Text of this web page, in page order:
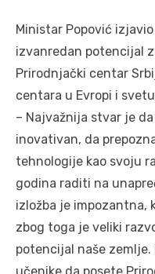
Ministar Popović
izvanredan potencijal
Prirodnjački centar
centara u Evropi i
– Najvažnija stvar je
inovativan, da
tehnologije kao svoju
godina raditi na
izložba je impozantna,
zbog toga je veliki
potencijal naše zemlje.